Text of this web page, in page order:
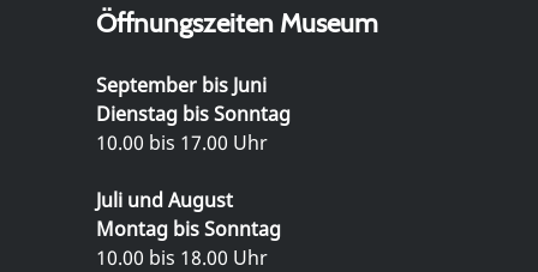
Öffnungszeiten Museum
September bis Juni
Dienstag bis Sonntag
10.00 bis 17.00 Uhr
Juli und August
Montag bis Sonntag
10.00 bis 18.00 Uhr